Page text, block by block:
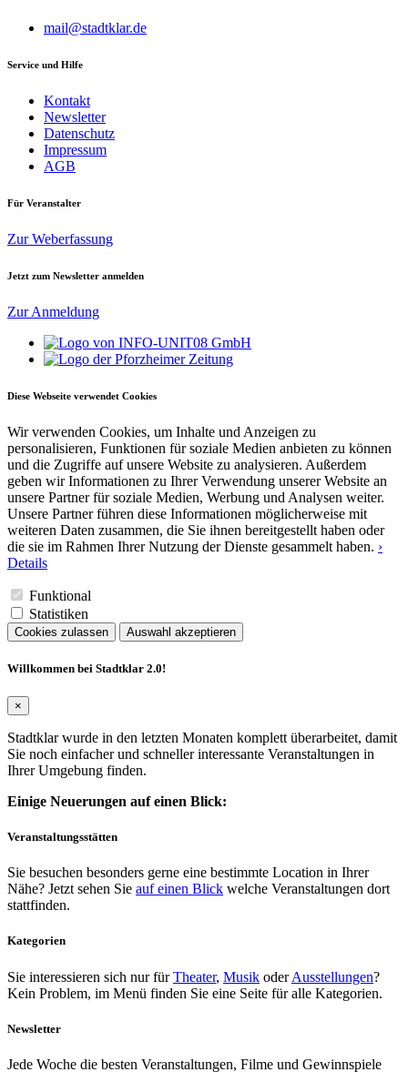
mail@stadtklar.de
Service und Hilfe
Kontakt
Newsletter
Datenschutz
Impressum
AGB
Für Veranstalter
Zur Weberfassung
Jetzt zum Newsletter anmelden
Zur Anmeldung
Diese Webseite verwendet Cookies
Wir verwenden Cookies, um Inhalte und Anzeigen zu
personalisieren, Funktionen für soziale Medien anbieten zu können
und die Zugriffe auf unsere Website zu analysieren. Außerdem
geben wir Informationen zu Ihrer Verwendung unserer Website an
unsere Partner für soziale Medien, Werbung und Analysen weiter.
Unsere Partner führen diese Informationen möglicherweise mit
weiteren Daten zusammen, die Sie ihnen bereitgestellt haben oder
die sie im Rahmen Ihrer Nutzung der Dienste gesammelt haben. ›
Details
Funktional
Statistiken
Cookies zulassen Auswahl akzeptieren
Willkommen bei Stadtklar 2.0!
×
Stadtklar wurde in den letzten Monaten komplett überarbeitet, damit
Sie noch einfacher und schneller interessante Veranstaltungen in
Ihrer Umgebung finden.
Einige Neuerungen auf einen Blick:
Veranstaltungsstätten
Sie besuchen besonders gerne eine bestimmte Location in Ihrer
Nähe? Jetzt sehen Sie auf einen Blick welche Veranstaltungen dort
stattfinden.
Kategorien
Sie interessieren sich nur fürTheater, Musik oderAusstellungen?
Kein Problem, im Menü finden Sie eine Seite für alle Kategorien.
Newsletter
Jede Woche die besten Veranstaltungen, Filme und Gewinnspiele